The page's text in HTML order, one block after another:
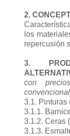
2.
los
repercusión
3.
con
3.1. Pinturas
3.1.1.
3.1.2. Ceras
3.1.3.